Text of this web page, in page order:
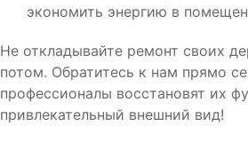
экономить энергию в
Не откладывайте ремонт своих
потом. Обратитесь к нам прямо
профессионалы восстановят их
привлекательный внешний вид!